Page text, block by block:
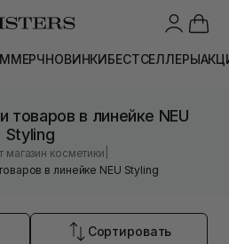
МЕРЧНОВИНКИБЕСТСЕЛЛЕРЫ
товаров в линейке NEU
Styling
магазин косметики
в линейке NEU Styling
Сортировать